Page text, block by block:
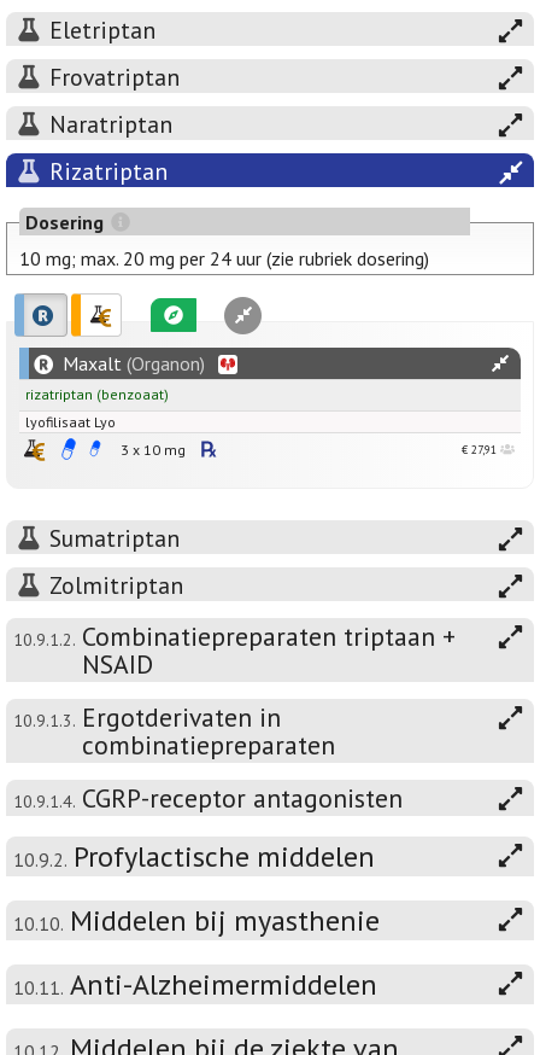
Eletriptan
Frovatriptan
Naratriptan
Rizatriptan
Dosering
10 mg; max. 20 mg per 24 uur (zie rubriek dosering)
Maxalt (Organon)
rizatriptan (benzoaat)
lyofilisaat Lyo
3 x 10 mg € 27,91
Sumatriptan
Zolmitriptan
10.9.1.2. Combinatiepreparaten triptaan +
NSAID
10.9.1.3. Ergotderivaten in
combinatiepreparaten
10.9.1.4. CGRP-receptor antagonisten
10.9.2. Profylactische middelen
10.10. Middelen bij myasthenie
10.11. Anti-Alzheimermiddelen